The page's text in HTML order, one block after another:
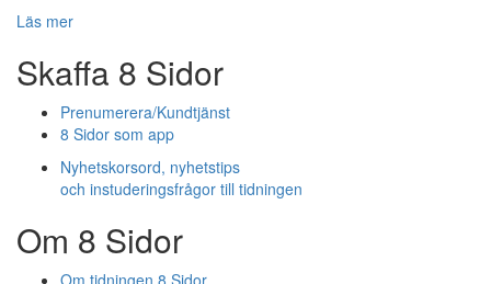
Läs mer
Skaffa 8 Sidor
Prenumerera/Kundtjänst
8 Sidor som app
Nyhetskorsord, nyhetstips
och instuderingsfrågor till tidningen
Om 8 Sidor
Om tidningen 8 Sidor